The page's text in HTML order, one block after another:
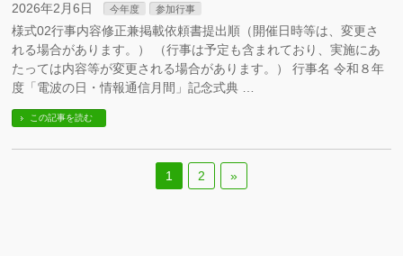
2026年2月6日 今年度 参加行事
様式02行事内容修正兼掲載依頼書提出順（開催日時等は、変更さ
れる場合があります。） （行事は予定も含まれており、実施にあ
たっては内容等が変更される場合があります。） 行事名 令和８年
度「電波の日・情報通信月間」記念式典 …
この記事を読む
1 2 »